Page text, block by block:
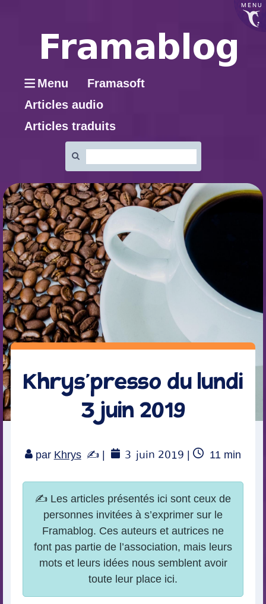
MENU
Menu
Framasoft
Articles audio
Articles traduits
:
Khrys’presso du lundi
3 juin 2019
par Khrys | 3 juin 2019 |
Temps
11 min